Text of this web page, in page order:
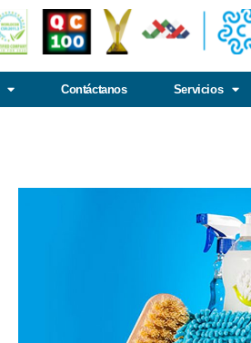
Contáctanos Servicios